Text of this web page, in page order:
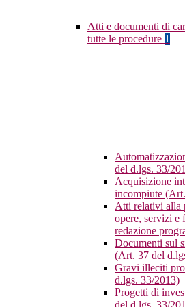
Atti e documenti di
tutte le procedure 1
del d.lgs. 33/
Acquisizione
incompiute
Atti relativi alla
opere, servizi e
redazione
Documenti sul
(Art. 37 del
Gravi illeciti
d.lgs. 33/2013)
Progetti di